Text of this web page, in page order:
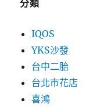
分類
IQOS
YKS沙發
台中二胎
台北市花店
喜鴻